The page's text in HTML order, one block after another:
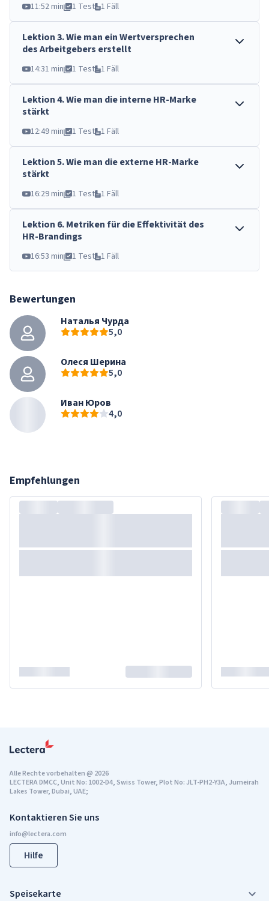
11:52 min 1 Test 1 Fäll
Lektion3.Wie man ein Wertversprechen
des Arbeitgebers erstellt
14:31 min 1 Test 1 Fäll
Lektion4.Wie man die interne HR-Marke
stärkt
12:49 min 1 Test 1 Fäll
Lektion5.Wie man die externe HR-Marke
stärkt
16:29 min 1 Test 1 Fäll
Lektion 6.Metriken für die Effektivität des
HR-Brandings
16:53 min 1 Test 1 Fäll
Bewertungen
Наталья Чурда
5,0
Олеся Шерина
5,0
Иван Юров
4,0
Empfehlungen
Kontaktieren Sie uns
Hilfe
Alle Rechte vorbehalten@ 2026
LECTERA DMCC, Unit No: 1002-D4, Swiss Tower, Plot No: JLT-PH2-Y3A, Jumeirah
Lakes Tower, Dubai, UAE;
Speisekarte